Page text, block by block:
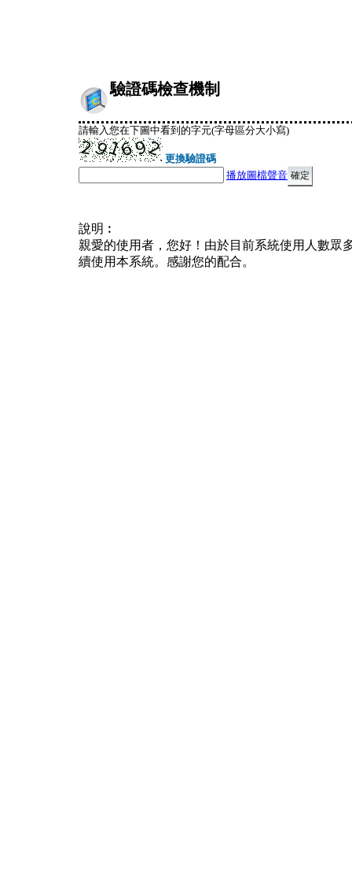
驗證碼檢查機制
請輸入您在下圖中看到的字元(字母區分大小寫)
更換驗證碼
播放圖檔聲音
說明︰
親愛的使用者，您好！由於目前系統使用人數眾
續使用本系統。感謝您的配合。